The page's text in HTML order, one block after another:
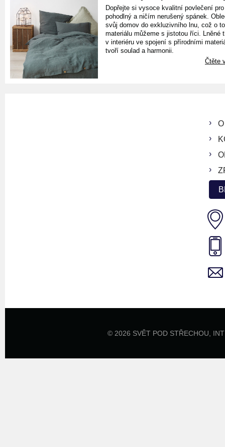
Dopřejte si vysoce kvalitní povlečení pro
pohodlný a ničím nerušený spánek.
svůj domov do exkluzivního lnu, což o
materiálu můžeme s jistotou říci. Lněné
v interiéru ve spojení s přírodními
tvoří soulad a harmonii.
Čtěte
© 2026 SVĚT POD STŘECHOU,